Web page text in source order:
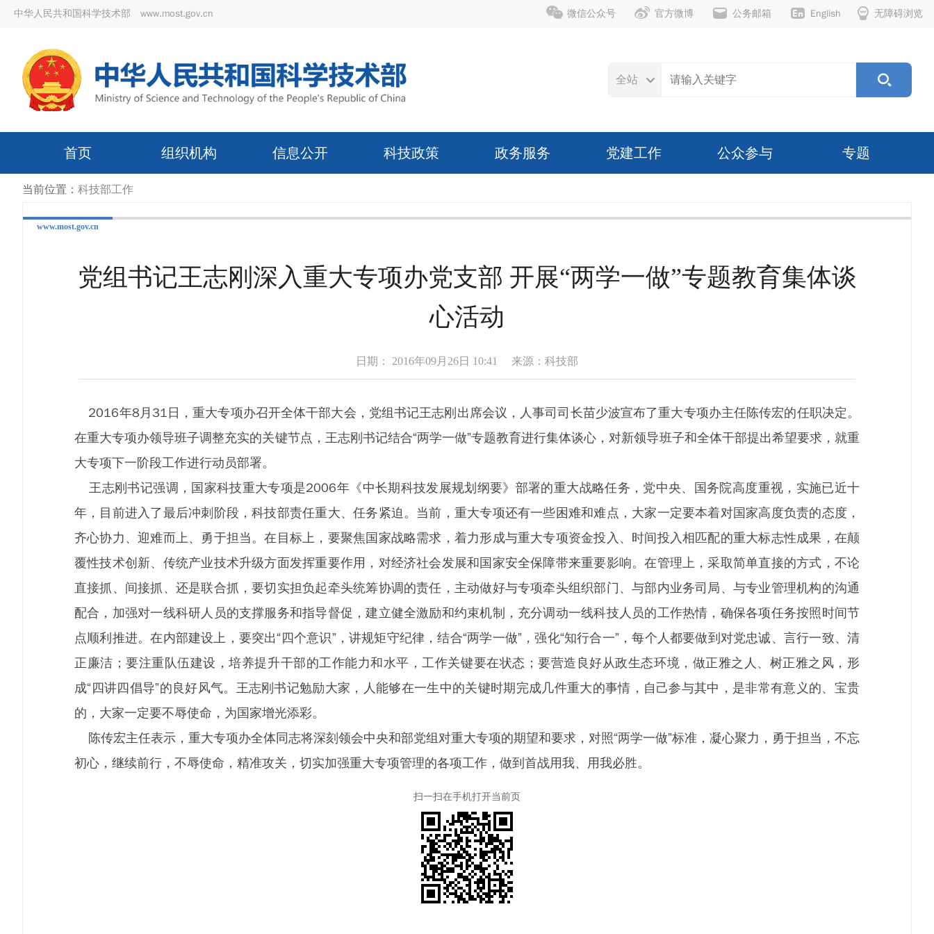
中华人民共和国科学技术部 www.most.gov.cn 无障碍浏览
English
公务邮箱
官方微博
微信公众号
全站
首页 组织机构 信息公开 科技政策 政务服务 党建工作 公众参与 专题
当前位置： 科技部工作
www.most.gov.cn
党组书记王志刚深入重大专项办党支部 开展“两学一做”专题教育集体谈
心活动
日期： 2016年09月26日 10:41 来源：科技部
2016年8月31日，重大专项办召开全体干部大会，党组书记王志刚出席会议，人事司司长苗少波宣布了重大专项办主任陈传宏的任职决定。
在重大专项办领导班子调整充实的关键节点，王志刚书记结合“两学一做”专题教育进行集体谈心，对新领导班子和全体干部提出希望要求，就重
大专项下一阶段工作进行动员部署。
王志刚书记强调，国家科技重大专项是2006年《中长期科技发展规划纲要》部署的重大战略任务，党中央、国务院高度重视，实施已近十
年，目前进入了最后冲刺阶段，科技部责任重大、任务紧迫。当前，重大专项还有一些困难和难点，大家一定要本着对国家高度负责的态度，
齐心协力、迎难而上、勇于担当。在目标上，要聚焦国家战略需求，着力形成与重大专项资金投入、时间投入相匹配的重大标志性成果，在颠
覆性技术创新、传统产业技术升级方面发挥重要作用，对经济社会发展和国家安全保障带来重要影响。在管理上，采取简单直接的方式，不论
直接抓、间接抓、还是联合抓，要切实担负起牵头统筹协调的责任，主动做好与专项牵头组织部门、与部内业务司局、与专业管理机构的沟通
配合，加强对一线科研人员的支撑服务和指导督促，建立健全激励和约束机制，充分调动一线科技人员的工作热情，确保各项任务按照时间节
点顺利推进。在内部建设上，要突出“四个意识”，讲规矩守纪律，结合“两学一做”，强化“知行合一”，每个人都要做到对党忠诚、言行一致、清
正廉洁；要注重队伍建设，培养提升干部的工作能力和水平，工作关键要在状态；要营造良好从政生态环境，做正雅之人、树正雅之风，形
成“四讲四倡导”的良好风气。王志刚书记勉励大家，人能够在一生中的关键时期完成几件重大的事情，自己参与其中，是非常有意义的、宝贵
的，大家一定要不辱使命，为国家增光添彩。
陈传宏主任表示，重大专项办全体同志将深刻领会中央和部党组对重大专项的期望和要求，对照“两学一做”标准，凝心聚力，勇于担当，不忘
初心，继续前行，不辱使命，精准攻关，切实加强重大专项管理的各项工作，做到首战用我、用我必胜。
扫一扫在手机打开当前页